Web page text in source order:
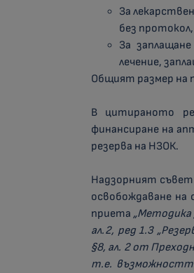
За
без
За
лечение,
Общият размер на
В цитираното
финансиране на
резерва на НЗОК.
Надзорният
освобождаване на
приета „Методика
ал.2, ред 1.3
§8, ал. 2 от
т.е.